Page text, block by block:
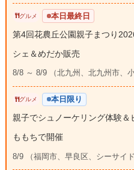
グルメ 本日最終日
第4回花農丘公園親子まつり
シェ＆めだか販売
8/8 ～ 8/9 （北九州、北九州市、小
グルメ 本日限り
親子でシュノーケリング体験
ももちで開催
8/9 （福岡市、早良区、シーサイ